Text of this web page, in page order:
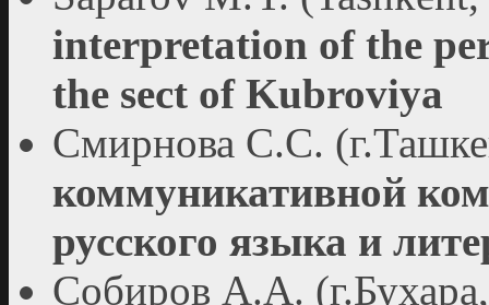
interpretation of the
the sect of Kubroviya
Смирнова С.С.
коммуникативной
русского языка и
Собиров А.А.